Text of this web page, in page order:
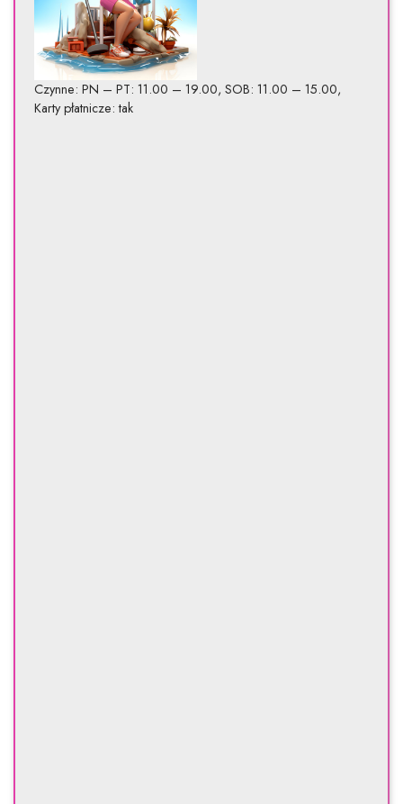
Czynne: PN – PT: 11.00 – 19.00, SOB: 11.00 – 15.00,
Karty płatnicze: tak